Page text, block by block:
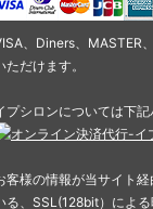
、Diners、MASTER
ただけます。
プシロンについては下記
客様の情報が当サイト
る、SSL(128bit）による